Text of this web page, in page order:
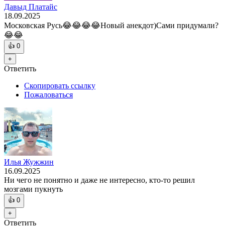
Давыд Платайс
18.09.2025
Московская Русь😂😂😂😂Новый анекдот)Сами придумали?
😂😂
👍 0
+
Ответить
Скопировать ссылку
Пожаловаться
Илья Жужжин
16.09.2025
Ни чего не понятно и даже не интересно, кто-то решил
мозгами пукнуть
👍 0
+
Ответить